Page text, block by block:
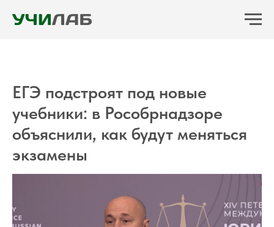
ЕГЭ подстроят под новые
учебники: в Рособрнадзоре
объяснили, как будут меняться
экзамены